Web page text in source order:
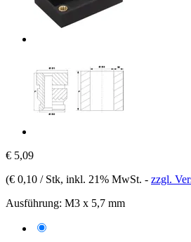
€ 5,09
(€ 0,10 / Stk, inkl. 21% MwSt. - zzgl.
Ausführung: M3 x 5,7 mm